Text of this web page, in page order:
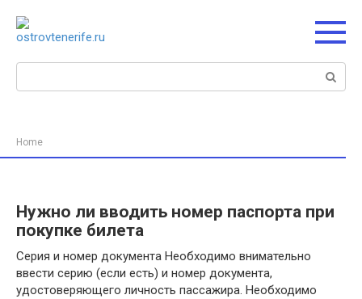
контенту
Поиск:
Home
Нужно ли вводить номер паспорта при
покупке билета
Серия и номер документа Необходимо внимательно
ввести серию (если есть) и номер документа,
удостоверяющего личность пассажира. Необходимо